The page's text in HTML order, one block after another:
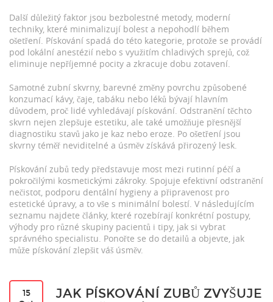
Další důležitý faktor jsou bezbolestné metody, moderní
techniky, které minimalizují bolest a nepohodlí během
ošetření. Pískování spadá do této kategorie, protože se provádí
pod lokální anestézií nebo s využitím chladivých sprejů, což
eliminuje nepříjemné pocity a zkracuje dobu zotavení.
Samotné zubní skvrny, barevné změny povrchu způsobené
konzumací kávy, čaje, tabáku nebo léků bývají hlavním
důvodem, proč lidé vyhledávají pískování. Odstranění těchto
skvrn nejen zlepšuje estetiku, ale také umožňuje přesnější
diagnostiku stavů jako je kaz nebo eroze. Po ošetření jsou
skvrny téměř neviditelné a úsměv získává přirozený lesk.
Pískování zubů tedy představuje most mezi rutinní péčí a
pokročilými kosmetickými zákroky. Spojuje efektivní odstranění
nečistot, podporu dentální hygieny a připravenost pro
estetické úpravy, a to vše s minimální bolestí. V následujícím
seznamu najdete články, které rozebírají konkrétní postupy,
výhody pro různé skupiny pacientů i tipy, jak si vybrat
správného specialistu. Ponořte se do detailů a objevte, jak
může pískování zlepšit váš úsměv.
15
JAK PÍSKOVÁNÍ ZUBŮ ZVYŠUJE